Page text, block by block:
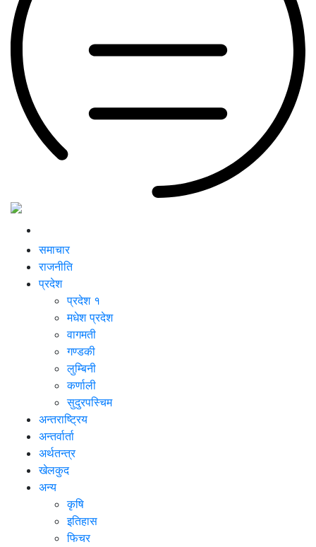
समाचार
राजनीति
प्रदेश
प्रदेश १
मधेश प्रदेश
वागमती
गण्डकी
लुम्बिनी
कर्णाली
सुदुरपस्चिम
अन्तराष्ट्रिय
अन्तर्वार्ता
अर्थतन्त्र
खेलकुद
अन्य
कृषि
इतिहास
फिचर